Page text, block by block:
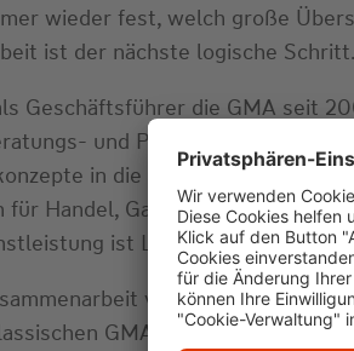
wieder fest, welch große
ist der nächste logische
Geschäftsführer die GMA seit
und Praxiserfahrung im
in die GMA ein, zum
für Handel, Gastronomie,
ist Luft nach oben.“
von WHS und
GMA-Leistungen